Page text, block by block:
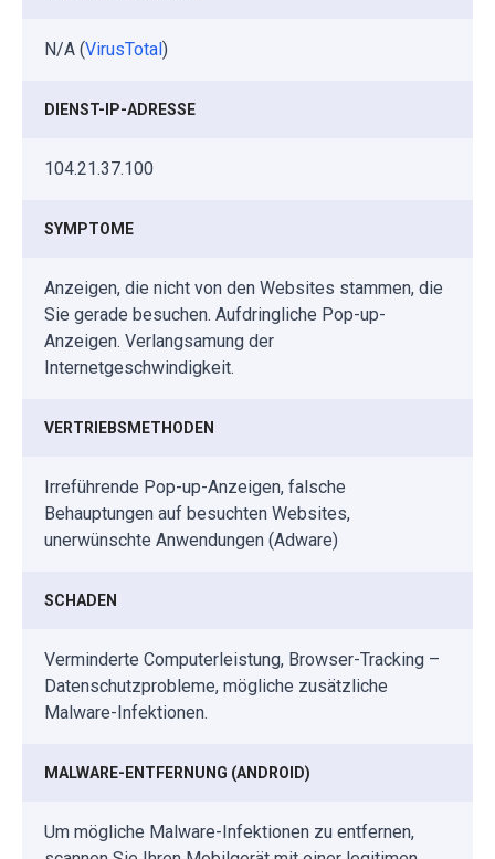
N/A (VirusTotal)
DIENST-IP-ADRESSE
104.21.37.100
SYMPTOME
Anzeigen, die nicht von den Websites stammen, die
Sie gerade besuchen. Aufdringliche Pop-up-
Anzeigen. Verlangsamung der
Internetgeschwindigkeit.
VERTRIEBSMETHODEN
Irreführende Pop-up-Anzeigen, falsche
Behauptungen auf besuchten Websites,
unerwünschte Anwendungen (Adware)
SCHADEN
Verminderte Computerleistung, Browser-Tracking –
Datenschutzprobleme, mögliche zusätzliche
Malware-Infektionen.
MALWARE-ENTFERNUNG (ANDROID)
Um mögliche Malware-Infektionen zu entfernen,